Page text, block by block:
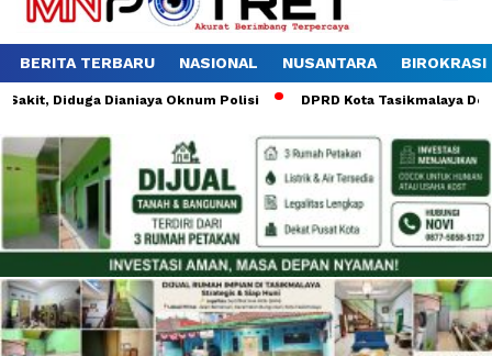
BERITA TERBARU NASIONAL NUSANTARA BIROKRASI
Diduga Dianiaya Oknum Polisi DPRD Kota Tasikmalaya